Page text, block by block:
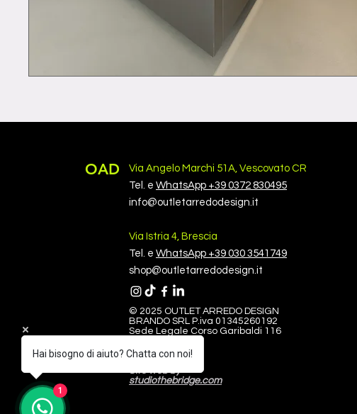
Via Angelo Marchi 51A, Vescovato CR
Tel. e WhatsApp +39 0372 830495
info@outletarredodesign.it
Via Istria 4, Brescia
Tel. e WhatsApp +39 030 3541749
shop@outletarredodesign.it
OAD
© 2025 OUTLET ARREDO DESIGN
BRANDO SRL P.iva 01345260192
Sede Legale Corso Garibaldi 116
Sito web by
studiothebridge.com
Hai bisogno di aiuto? Chatta con noi!
1